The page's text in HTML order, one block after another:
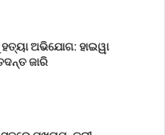
ଅଭିଯୋଗ: ହାଇୱା
ଜାରି